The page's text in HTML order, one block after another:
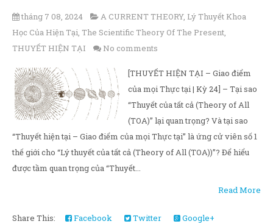
tháng 7 08, 2024 A CURRENT THEORY, Lý Thuyết Khoa
Học Của Hiện Tại, The Scientific Theory Of The Present,
THUYẾT HIỆN TẠI
No comments
[THUYẾT HIỆN TẠI – Giao điểm
của mọi Thực tại | Kỳ 24] – Tại sao
“Thuyết của tất cả (Theory of All
(TOA)” lại quan trọng? Và tại sao
“Thuyết hiện tại – Giao điểm của mọi Thực tại” là ứng cử viên số 1
thế giới cho “Lý thuyết của tất cả (Theory of All (TOA))”? Để hiểu
được tầm quan trọng của “Thuyết...
Read More
Share This: Facebook Twitter
Google+